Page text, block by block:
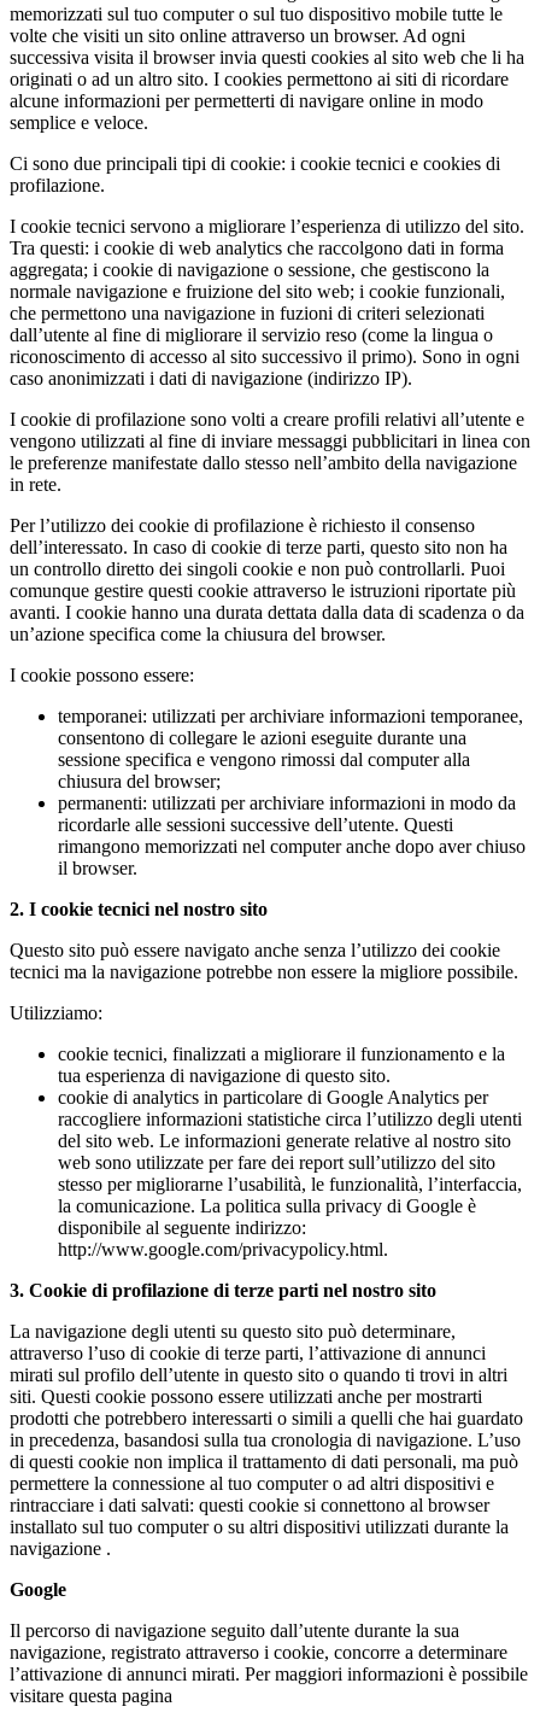
memorizzati sul tuo computer o sul tuo dispositivo mobile tutte le
volte che visiti un sito online attraverso un browser. Ad ogni
successiva visita il browser invia questi cookies al sito web che li ha
originati o ad un altro sito. I cookies permettono ai siti di ricordare
alcune informazioni per permetterti di navigare online in modo
semplice e veloce.
Ci sono due principali tipi di cookie: i cookie tecnici e cookies di
profilazione.
I cookie tecnici servono a migliorare l’esperienza di utilizzo del sito.
Tra questi: i cookie di web analytics che raccolgono dati in forma
aggregata; i cookie di navigazione o sessione, che gestiscono la
normale navigazione e fruizione del sito web; i cookie funzionali,
che permettono una navigazione in fuzioni di criteri selezionati
dall’utente al fine di migliorare il servizio reso (come la lingua o
riconoscimento di accesso al sito successivo il primo). Sono in ogni
caso anonimizzati i dati di navigazione (indirizzo IP).
I cookie di profilazione sono volti a creare profili relativi all’utente e
vengono utilizzati al fine di inviare messaggi pubblicitari in linea con
le preferenze manifestate dallo stesso nell’ambito della navigazione
in rete.
Per l’utilizzo dei cookie di profilazione è richiesto il consenso
dell’interessato. In caso di cookie di terze parti, questo sito non ha
un controllo diretto dei singoli cookie e non può controllarli. Puoi
comunque gestire questi cookie attraverso le istruzioni riportate più
avanti. I cookie hanno una durata dettata dalla data di scadenza o da
un’azione specifica come la chiusura del browser.
I cookie possono essere:
temporanei: utilizzati per archiviare informazioni temporanee,
consentono di collegare le azioni eseguite durante una
sessione specifica e vengono rimossi dal computer alla
chiusura del browser;
permanenti: utilizzati per archiviare informazioni in modo da
ricordarle alle sessioni successive dell’utente. Questi
rimangono memorizzati nel computer anche dopo aver chiuso
il browser.
2. I cookie tecnici nel nostro sito
Questo sito può essere navigato anche senza l’utilizzo dei cookie
tecnici ma la navigazione potrebbe non essere la migliore possibile.
Utilizziamo:
cookie tecnici, finalizzati a migliorare il funzionamento e la
tua esperienza di navigazione di questo sito.
cookie di analytics in particolare di Google Analytics per
raccogliere informazioni statistiche circa l’utilizzo degli utenti
del sito web. Le informazioni generate relative al nostro sito
web sono utilizzate per fare dei report sull’utilizzo del sito
stesso per migliorarne l’usabilità, le funzionalità, l’interfaccia,
la comunicazione. La politica sulla privacy di Google è
disponibile al seguente indirizzo:
http://www.google.com/privacypolicy.html.
3. Cookie di profilazione di terze parti nel nostro sito
La navigazione degli utenti su questo sito può determinare,
attraverso l’uso di cookie di terze parti, l’attivazione di annunci
mirati sul profilo dell’utente in questo sito o quando ti trovi in altri
siti. Questi cookie possono essere utilizzati anche per mostrarti
prodotti che potrebbero interessarti o simili a quelli che hai guardato
in precedenza, basandosi sulla tua cronologia di navigazione. L’uso
di questi cookie non implica il trattamento di dati personali, ma può
permettere la connessione al tuo computer o ad altri dispositivi e
rintracciare i dati salvati: questi cookie si connettono al browser
installato sul tuo computer o su altri dispositivi utilizzati durante la
navigazione .
Google
Il percorso di navigazione seguito dall’utente durante la sua
navigazione, registrato attraverso i cookie, concorre a determinare
l’attivazione di annunci mirati. Per maggiori informazioni è possibile
visitare questa pagina